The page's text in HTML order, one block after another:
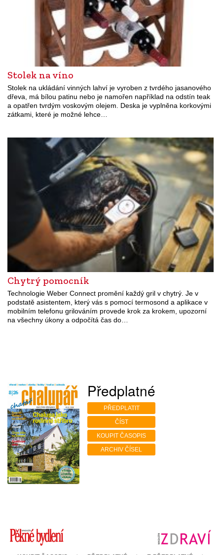
Stolek na víno
Stolek na ukládání vinných lahví je vyroben z tvrdého jasanového
dřeva, má bílou patinu nebo je namořen například na odstín teak
a opatřen tvrdým voskovým olejem. Deska je vyplněna korkovými
zátkami, které je možné lehce…
Chytrý pomocník
Technologie Weber Connect promění každý gril v chytrý. Je v
podstatě asistentem, který vás s pomocí termosond a aplikace v
mobilním telefonu grilováním provede krok za krokem, upozorní
na všechny úkony a odpočítá čas do…
Předplatné
PŘEDPLATIT
ČÍST
KOUPIT ČASOPIS
ARCHIV ČÍSEL